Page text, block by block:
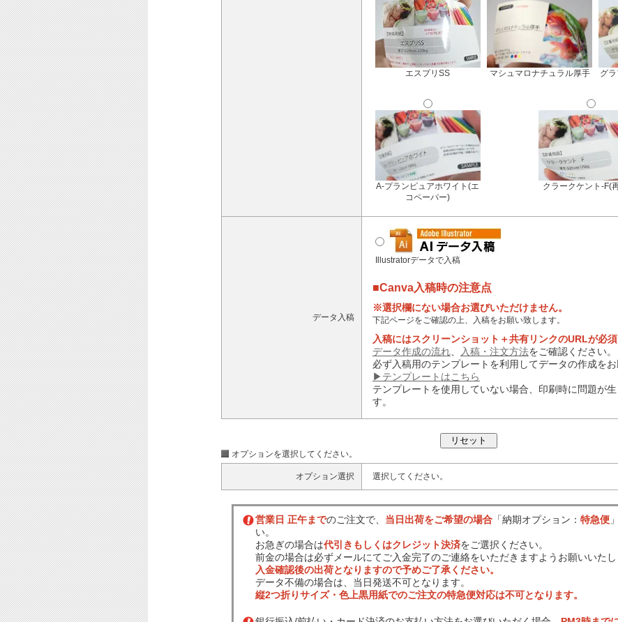
エスプリSS マシュマロナチュラル厚手
グ
A-プランピュアホワイト(エ
コペーパー)
クラークケント-F(
データ入稿
Illustratorデータで入稿
■Canva入稿時の注意点
※選択欄にない場合お選びいただけません。
下記ページをご確認の上、入稿をお願い致します。
入稿にはスクリーンショット＋共有リンクのURLが必須
データ作成の流れ
入稿・注文方法をご確認ください。
必ず入稿用のテンプレートを利用してデータの作成をお
▶テンプレートはこちら
テンプレートを使用していない場合、印刷時に問題が
す。
オプションを選択してください。
オプション選択 選択してください。
営業日 正午までのご注文で、 当日出荷をご希望の場合 「納期オプション： 特急便
い。
お急ぎの場合は代引きもしくはクレジット決済をご選択ください。
前金の場合は必ずメールにてご入金完了のご連絡をいただきますようお願いいたし
入金確認後の出荷となりますので予めご了承ください。
データ不備の場合は、当日発送不可となります。
縦2つ折りサイズ・色上黒用紙でのご注文の特急便対応は不可となります。